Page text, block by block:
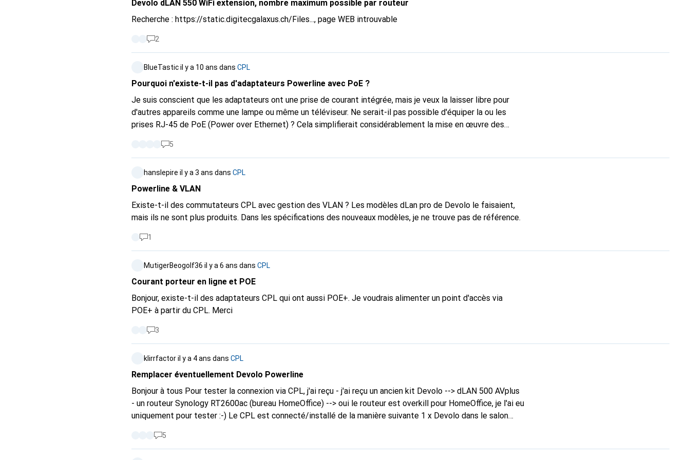
Devolo dLAN 550 WiFi extension, nombre maximum possible par routeur
Recherche : https://static.digitecgalaxus.ch/Files..., page WEB introuvable
2
BlueTasticil y a 10 ans dans CPL
Pourquoi n'existe-t-il pas d'adaptateurs Powerline avec PoE ?
Je suis conscient que les adaptateurs ont une prise de courant intégrée, mais je veux la laisser libre pour
d'autres appareils comme une lampe ou même un téléviseur. Ne serait-il pas possible d'équiper la ou les
prises RJ-45 de PoE (Power over Ethernet) ? Cela simplifierait considérablement la mise en œuvre des
réseau électrique.
5
hanslepire il y a 3 ans dans CPL
Powerline & VLAN
Existe-t-il des commutateurs CPL avec gestion des VLAN ? Les modèles dLan pro de Devolo le faisaient,
mais ils ne sont plus produits. Dans les spécifications des nouveaux modèles, je ne trouve pas de référence.
1
MutigerBeogolf36 il y a 6 ans dans CPL
Courant porteur en ligne et POE
Bonjour, existe-t-il des adaptateurs CPL qui ont aussi POE+. Je voudrais alimenter un point d'accès via
POE+ à partir du CPL. Merci
3
klirrfactoril y a 4 ans dans CPL
Remplacer éventuellement Devolo Powerline
Bonjour à tous Pour tester la connexion via CPL, j'ai reçu - j'ai reçu un ancien kit Devolo --> dLAN 500 AVplus
- un routeur Synology RT2600ac (bureau HomeOffice) --> oui le routeur est overkill pour HomeOffice, je l'ai eu
uniquement pour tester :-) Le CPL est connecté/installé de la manière suivante 1 x Devolo dans le salon
(NAS) Avec le Devolo Cockpit, il m'indique des vitesses (moyennes - varie parfois de 15 plus ou moins)
Devolo salon --> Devolo bureau : 70Mbit/s Devolo bureau --> Devolo salon : 112 Mbit/s Devolo Salon -->
5